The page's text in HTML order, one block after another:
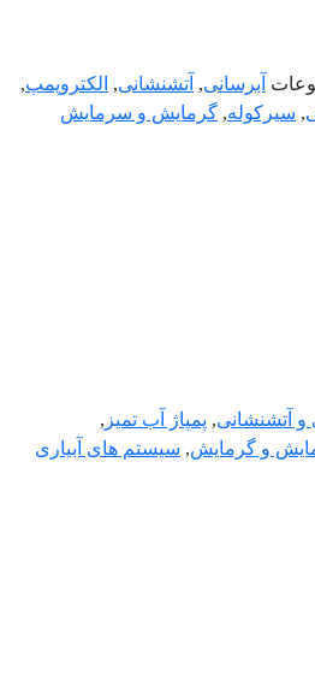
آبرسانی, آتشنشانی, الکتروپمپ,
, سیرکوله, گرمایش و سرمایش
و آتشنشانی, پمپاژ آب تمیز ,
و گرمایش, سیستم های آبیاری